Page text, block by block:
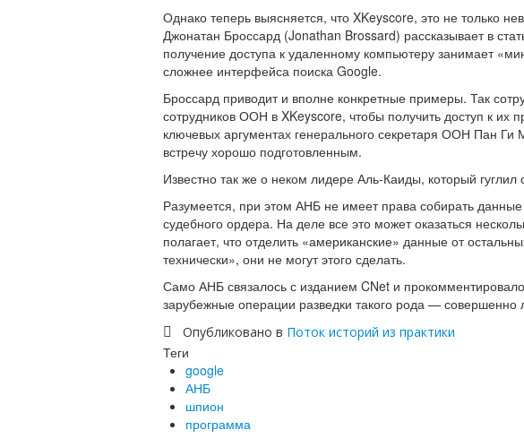
Однако теперь выясняется, что XKeyscore, это не только
Джонатан Броссард (Jonathan Brossard) рассказывает в
получение доступа к удаленному компьютеру занимает
сложнее интерфейса поиска Google.
Броссард приводит и вполне конкретные примеры. Так
сотрудников ООН в XKeyscore, чтобы получить доступ к
ключевых аргументах генерального секретаря ООН Пан
встречу хорошо подготовленным.
Известно так же о неком лидере Аль-Каиды, который
Разумеется, при этом АНБ не имеет права собирать
судебного ордера. На деле все это может оказаться
полагает, что отделить «американские» данные от
технически», они не могут этого сделать.
Само АНБ связалось с изданием CNet и
зарубежные операции разведки такого рода —
Опубликовано в Поток историй из практики
Теги
google
АНБ
шпион
программа